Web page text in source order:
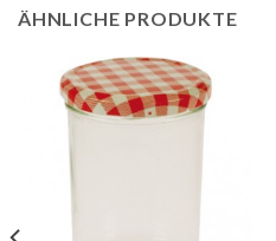
ÄHNLICHE PRODUKTE